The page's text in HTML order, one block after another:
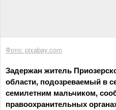
Фото: pixabay.com
Задержан житель
области, подозреваемый в
семилетним мальчиком,
правоохранительных